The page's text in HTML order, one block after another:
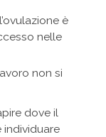
è
nelle
non si
dove il